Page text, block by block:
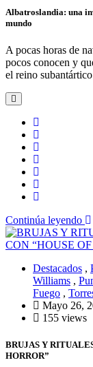
Albatroslandia: una
mundo
A pocas horas de
pocos conocen y
el reino
Continúa leyendo
Destacados ,
Williams ,
Fuego ,
Mayo 26,
155 views
BRUJAS Y
HORROR”